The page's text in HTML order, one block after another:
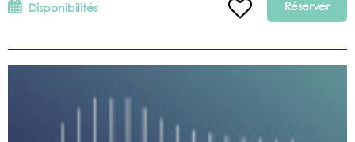
Disponibilités Réserver